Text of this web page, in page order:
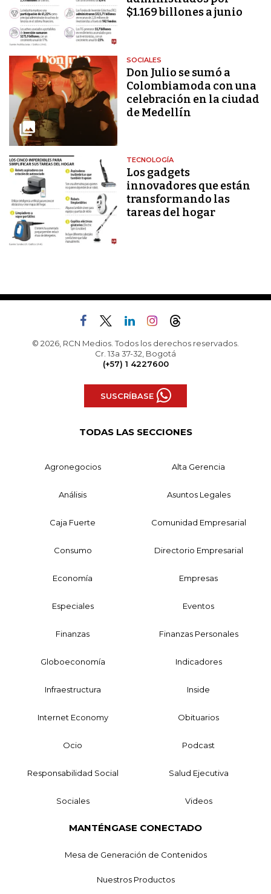
$1.169 billones a junio
SOCIALES
Don Julio se sumó a
Colombiamoda con una
celebración en la ciudad
de Medellín
TECNOLOGÍA
Los gadgets
innovadores que están
transformando las
tareas del hogar
© 2026, RCN Medios. Todos los derechos reservados.
Cr. 13a 37-32, Bogotá
(+57) 1 4227600
SUSCRÍBASE
TODAS LAS SECCIONES
Agronegocios Alta Gerencia
Análisis Asuntos Legales
Caja Fuerte Comunidad Empresarial
Consumo Directorio Empresarial
Economía Empresas
Especiales Eventos
Finanzas Finanzas Personales
Globoeconomía Indicadores
Infraestructura Inside
Internet Economy Obituarios
Ocio Podcast
Responsabilidad Social Salud Ejecutiva
Sociales Videos
MANTÉNGASE CONECTADO
Mesa de Generación de Contenidos
Nuestros Productos